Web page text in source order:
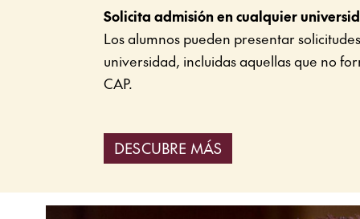
Solicita admisión en cualquier
Los alumnos pueden presentar
universidad, incluidas aquellas que no
CAP.
DESCUBRE MÁS